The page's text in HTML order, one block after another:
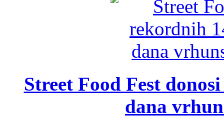
Street Food Fest
dana